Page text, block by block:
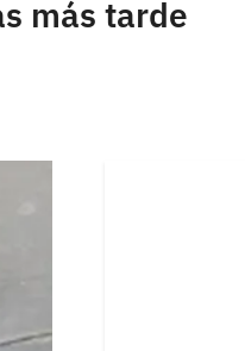
más tarde